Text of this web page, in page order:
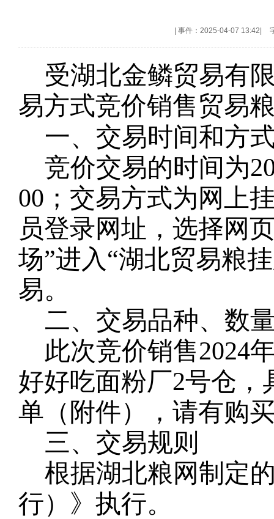
事件：2025-04-07 13:42
受湖北金鳞贸易有
易方式竞价销售贸易
一、交易时间和方
竞价交易的时间为
00；交易方式为网上
员登录网址 ，选择网
场”进入“湖北贸易粮
易。
二、交易品种、数
此次竞价销售2024
好好吃面粉厂2号仓
单（附件），请有购
三、交易规则
根据湖北粮网制定
行）》执行。